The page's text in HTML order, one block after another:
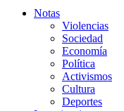
Notas
Violencias
Sociedad
Economía
Política
Activismos
Cultura
Deportes